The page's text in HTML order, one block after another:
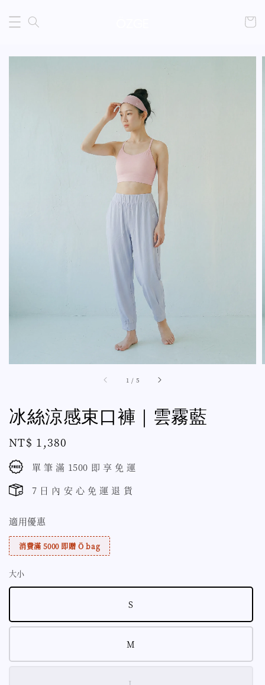
1 / 5
冰絲涼感束口褲｜雲霧藍
Regular
price
NT$ 1,380
單 筆 滿 1500 即 享 免 運
7 日 內 安 心 免 運 退 貨
適用優惠
消費滿 5000 即贈 Ö bag
大小
S
M